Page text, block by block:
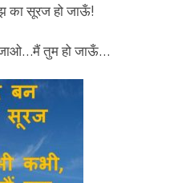
का सूरज हो जाऊँ!
जाओ…मैं तुम हो जाऊँ…